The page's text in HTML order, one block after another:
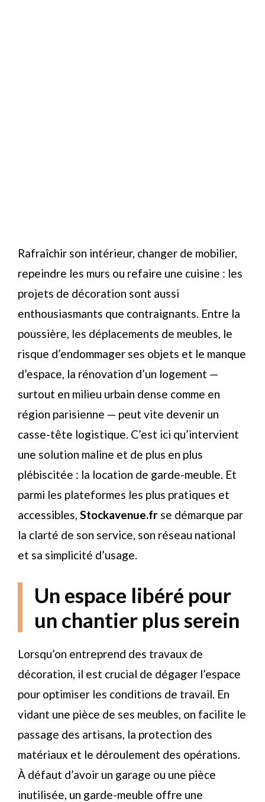
Rafraîchir son intérieur, changer de mobilier,
repeindre les murs ou refaire une cuisine : les
projets de décoration sont aussi
enthousiasmants que contraignants. Entre la
poussière, les déplacements de meubles, le
risque d’endommager ses objets et le manque
d’espace, la rénovation d’un logement —
surtout en milieu urbain dense comme en
région parisienne — peut vite devenir un
casse-tête logistique. C’est ici qu’intervient
une solution maline et de plus en plus
plébiscitée : la location de garde-meuble. Et
parmi les plateformes les plus pratiques et
accessibles, Stockavenue.fr se démarque par
la clarté de son service, son réseau national
et sa simplicité d’usage.
Un espace libéré pour
un chantier plus serein
Lorsqu’on entreprend des travaux de
décoration, il est crucial de dégager l’espace
pour optimiser les conditions de travail. En
vidant une pièce de ses meubles, on facilite le
passage des artisans, la protection des
matériaux et le déroulement des opérations.
À défaut d’avoir un garage ou une pièce
inutilisée, un garde-meuble offre une